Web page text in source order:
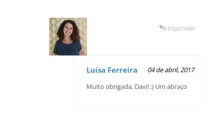
Luísa Ferreira
04 de abril, 2017
Muito obrigada, Davi! :) Um abraço
responder